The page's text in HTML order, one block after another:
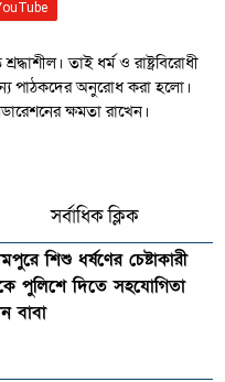
তাই ধর্ম ও রাষ্ট্রবিরোধী
পাঠকদের অনুরোধ করা হলো।
ক্ষমতা রাখেন।
সর্বাধিক ক্লিক
শিশু ধর্ষণের চেষ্টাকারী
পুলিশে দিতে সহযোগিতা
বাবা